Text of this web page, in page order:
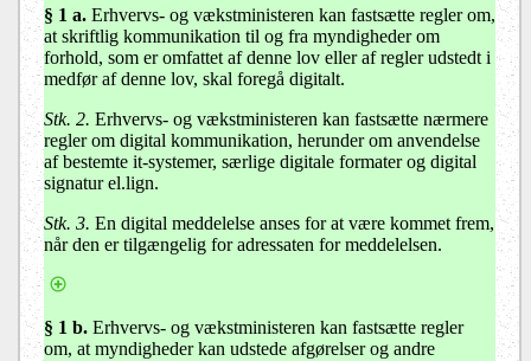
§ 1 a. Erhvervs- og vækstministeren kan fastsætte regler om,
at skriftlig kommunikation til og fra myndigheder om
forhold, som er omfattet af denne lov eller af regler udstedt i
medfør af denne lov, skal foregå digitalt.
Stk. 2. Erhvervs- og vækstministeren kan fastsætte nærmere
regler om digital kommunikation, herunder om anvendelse
af bestemte it-systemer, særlige digitale formater og digital
signatur el.lign.
Stk. 3. En digital meddelelse anses for at være kommet frem,
når den er tilgængelig for adressaten for meddelelsen.
§ 1 b. Erhvervs- og vækstministeren kan fastsætte regler
om, at myndigheder kan udstede afgørelser og andre